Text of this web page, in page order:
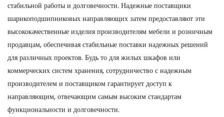
стабильной работы и долговечности. Надежные поставщики
шарикоподшипниковых направляющих затем предоставляют эти
высококачественные изделия производителям мебели и розничным
продавцам, обеспечивая стабильные поставки надежных решений
для различных проектов. Будь то для жилых шкафов или
коммерческих систем хранения, сотрудничество с надежным
производителем и поставщиком гарантирует доступ к
направляющим, отвечающим самым высоким стандартам
функциональности и долговечности.